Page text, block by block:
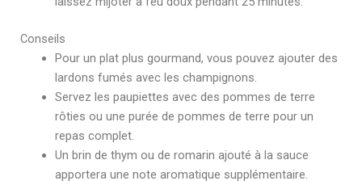
Conseils
Pour un plat plus gourmand, vous pouvez ajouter des
lardons fumés avec les champignons.
Servez les paupiettes avec des pommes de terre
rôties ou une purée de pommes de terre pour un
repas complet.
Un brin de thym ou de romarin ajouté à la sauce
apportera une note aromatique supplémentaire.